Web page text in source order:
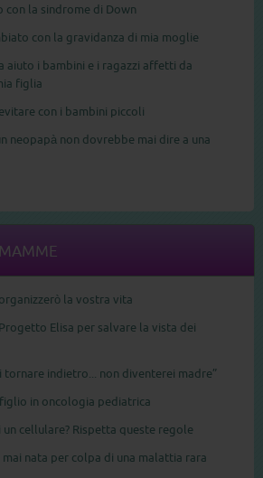
con la sindrome di Down
con la gravidanza di mia moglie
aiuto i bambini e i ragazzi affetti da
figlia
con i bambini piccoli
neopapà non dovrebbe mai dire a una
la vostra vita
Elisa per salvare la vista dei
tornare indietro... non diventerei madre”
in oncologia pediatrica
cellulare? Rispetta queste regole
mai nata per colpa di una malattia rara